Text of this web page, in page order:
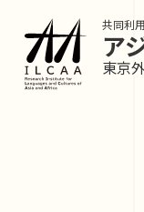
共同利
ア
東京